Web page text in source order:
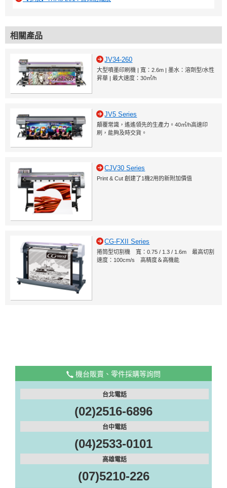
相關產品
JV34-260
大型噴墨印刷機 | 寬：2.6m | 墨水：溶劑型/水性
昇華 | 最大速度：30㎡/h
JV5 Series
顛覆常識，遙遙領先的生產力。40㎡/h高速印
刷，能夠及時交貨。
CJV30 Series
Print & Cut 創建了1機2用的新附加價值
CG-FXII Series
捲筒型切割機 寬：0.75 / 1.3 / 1.6m 最高切割
速度：100cm/s 高精度＆高機能
機台販賣、零件採購等詢問
台北電話
(02)2516-6896
台中電話
(04)2533-0101
高雄電話
(07)5210-226